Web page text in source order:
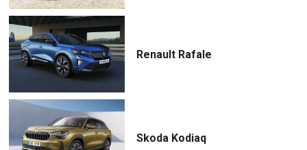
Renault Rafale
Skoda Kodiaq